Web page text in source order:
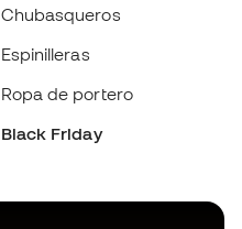
Chubasqueros
Espinilleras
Ropa de portero
Black Friday